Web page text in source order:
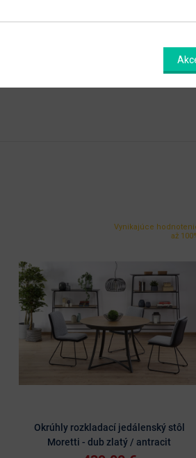
Vynikajúce
až
Okrúhly rozkladací jedálenský stôl
Moretti - dub zlatý / antracit